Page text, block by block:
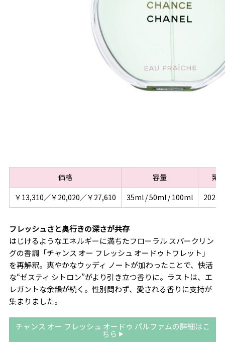
価格 容量
発
￥13,310／￥20,020／￥27,610
35ml / 50ml / 100ml 2023/
フレッシュさと奥行きの深さが共存
はじけるようなエネルギーに満ちたフローラル スパークリン
グの香調「チャンス オー フレッシュ オードゥトワレット」
を再解釈。爽やかなウッディ ノートが加わったことで、快活
な“ゼスティ シトロン”がより引き立つ香りに。ラストは、エ
レガントな余韻が続く。性別問わず、愛される香りに支持が
集まりました。
チャンス オー フレッシュ オードゥ パルファムの詳細はこ
ちら